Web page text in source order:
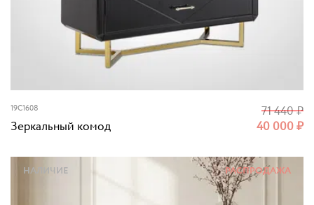
19C1608
Зеркальный комод 40 000₽
71 440₽
РАСПРОДАЖА
НАЛИЧИЕ